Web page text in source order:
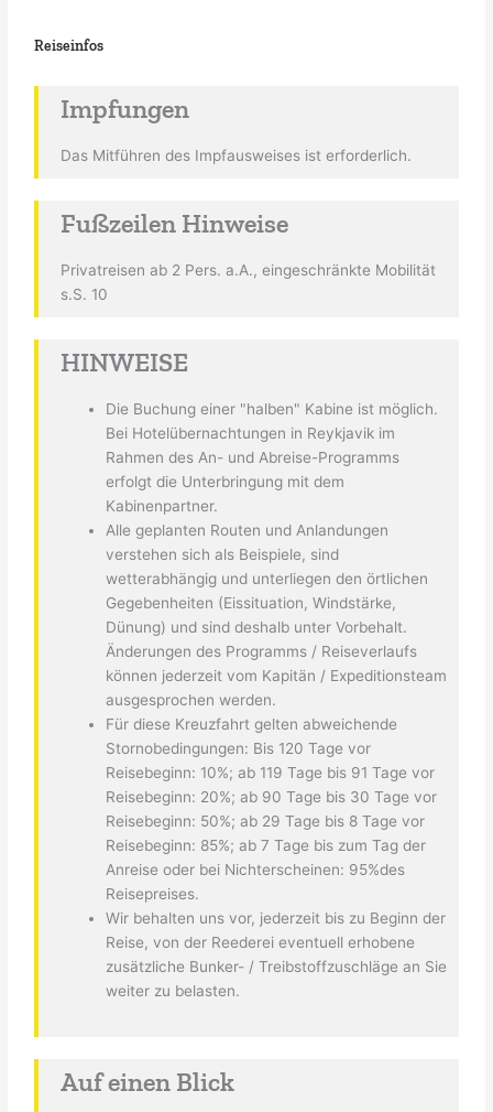
Reiseinfos
Impfungen
Das Mitführen des Impfausweises ist erforderlich.
Fußzeilen Hinweise
Privatreisen ab 2 Pers. a.A., eingeschränkte Mobilität
s.S. 10
HINWEISE
Die Buchung einer "halben" Kabine ist möglich.
Bei Hotelübernachtungen in Reykjavik im
Rahmen des An- und Abreise-Programms
erfolgt die Unterbringung mit dem
Kabinenpartner.
Alle geplanten Routen und Anlandungen
verstehen sich als Beispiele, sind
wetterabhängig und unterliegen den örtlichen
Gegebenheiten (Eissituation, Windstärke,
Dünung) und sind deshalb unter Vorbehalt.
Änderungen des Programms / Reiseverlaufs
können jederzeit vom Kapitän / Expeditionsteam
ausgesprochen werden.
Für diese Kreuzfahrt gelten abweichende
Stornobedingungen: Bis 120 Tage vor
Reisebeginn: 10%; ab 119 Tage bis 91 Tage vor
Reisebeginn: 20%; ab 90 Tage bis 30 Tage vor
Reisebeginn: 50%; ab 29 Tage bis 8 Tage vor
Reisebeginn: 85%; ab 7 Tage bis zum Tag der
Anreise oder bei Nichterscheinen: 95%des
Reisepreises.
Wir behalten uns vor, jederzeit bis zu Beginn der
Reise, von der Reederei eventuell erhobene
zusätzliche Bunker- / Treibstoffzuschläge an Sie
weiter zu belasten.
Auf einen Blick